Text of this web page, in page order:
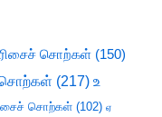
சொற்கள் (150)
சொற்கள் (217) உ
சொற்கள் (102) ஏ